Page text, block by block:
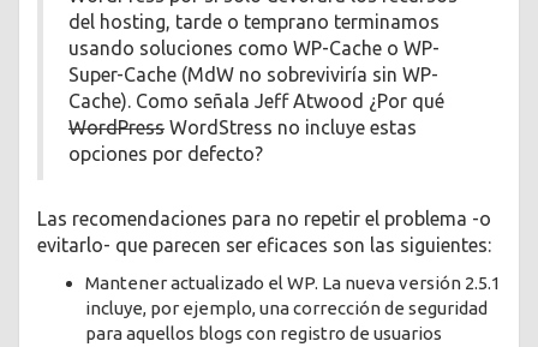
del hosting, tarde o temprano terminamos
usando soluciones como WP-Cache o WP-
Super-Cache (MdW no sobreviviría sin WP-
Cache). Como señala Jeff Atwood ¿Por qué
WordPress WordStress no incluye estas
opciones por defecto?
Las recomendaciones para no repetir el problema -o
evitarlo- que parecen ser eficaces son las siguientes:
Mantener actualizado el WP. La nueva versión 2.5.1
incluye, por ejemplo, una corrección de seguridad
para aquellos blogs con registro de usuarios